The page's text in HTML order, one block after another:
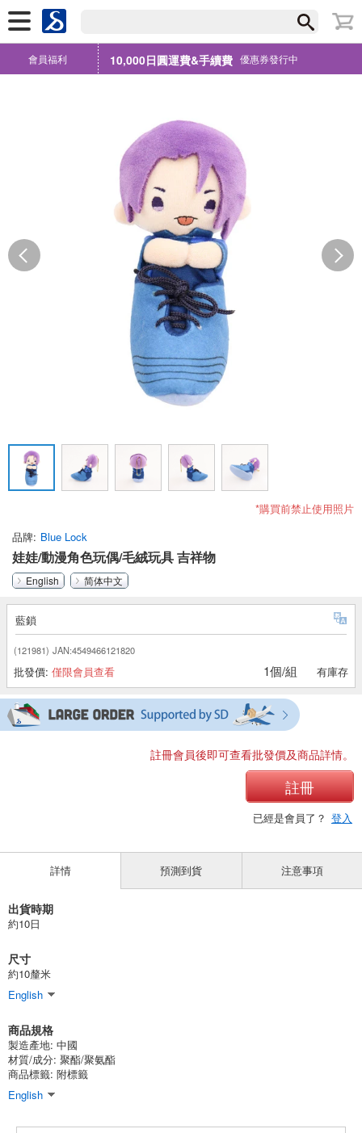
會員福利 10,000日圓運費&手續費 優惠券發行中
*購買前禁止使用照片
品牌 Blue Lock
娃娃/動漫角色玩偶/毛絨玩具 吉祥物
English 简体中文
藍鎖
(121981) JAN:4549466121820
批發價: 僅限會員查看 1個/組 有庫存
註冊會員後即可查看批發價及商品詳情。
註冊
已經是會員了？ 登入
詳情
出貨時期
約10日
尺寸
約10釐米
English
商品規格
製造產地: 中國
材質/成分: 聚酯/聚氨酯
商品標籤: 附標籤
English
預測到貨 注意事項